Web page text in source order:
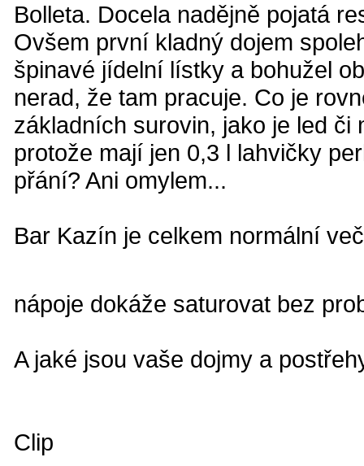
Bolleta. Docela nadějně pojatá
Ovšem první kladný dojem
špinavé jídelní lístky a bohužel
nerad, že tam pracuje. Co je
základních surovin, jako je led či
protože mají jen 0,3 l lahvičky
přání? Ani omylem...
Bar Kazín je celkem normální
nápoje dokáže saturovat bez
A jaké jsou vaše dojmy a
Clip